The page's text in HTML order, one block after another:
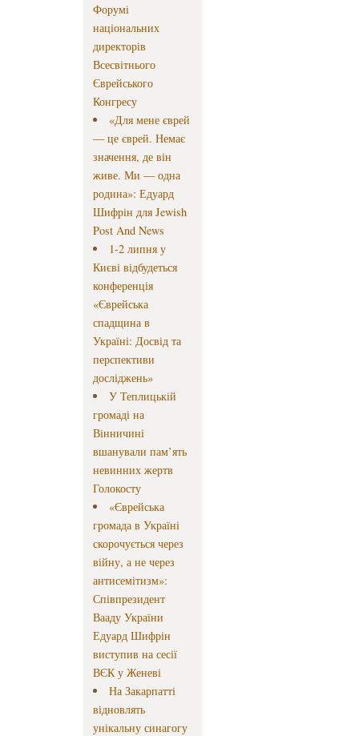
Форумі
національних
директорів
Всесвітнього
Єврейського
Конгресу
«Для мене єврей
— це єврей. Немає
значення, де він
живе. Ми — одна
родина»: Едуард
Шифрін для Jewish
Post And News
1-2 липня у
Києві відбудеться
конференція
«Єврейська
спадщина в
Україні: Досвід та
перспективи
досліджень»
У Теплицькій
громаді на
Вінничині
вшанували пам’ять
невинних жертв
Голокосту
«Єврейська
громада в Україні
скорочується через
війну, а не через
антисемітизм»:
Співпрезидент
Вааду України
Едуард Шифрін
виступив на сесії
ВЄК у Женеві
На Закарпатті
відновлять
унікальну синагогу